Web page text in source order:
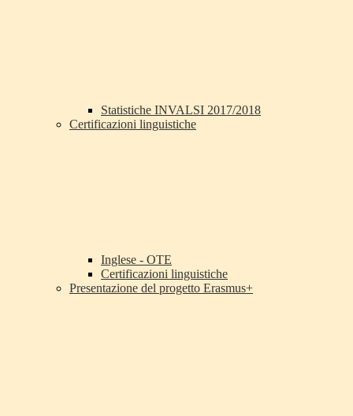
Statistiche INVALSI 2017/2018
Certificazioni linguistiche
Inglese - OTE
Certificazioni linguistiche
Presentazione del progetto Erasmus+